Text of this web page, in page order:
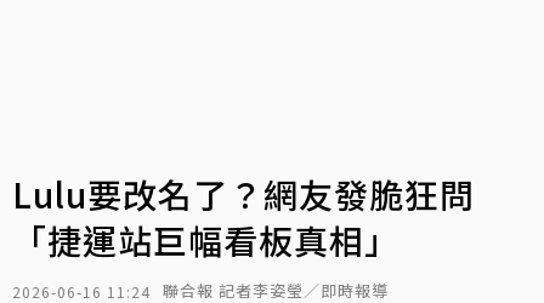
Lulu要改名了？網友發脆狂問
「捷運站巨幅看板真相」
2026-06-16 11:24 聯合報 記者李姿瑩／即時報導